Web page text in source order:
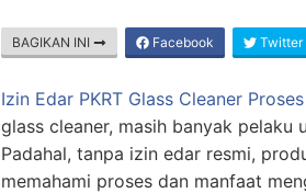
BAGIKAN INI Facebook Twitter
Izin Edar PKRT Glass Cleaner
glass cleaner, masih banyak pelaku
Padahal, tanpa izin edar resmi,
memahami proses dan manfaat